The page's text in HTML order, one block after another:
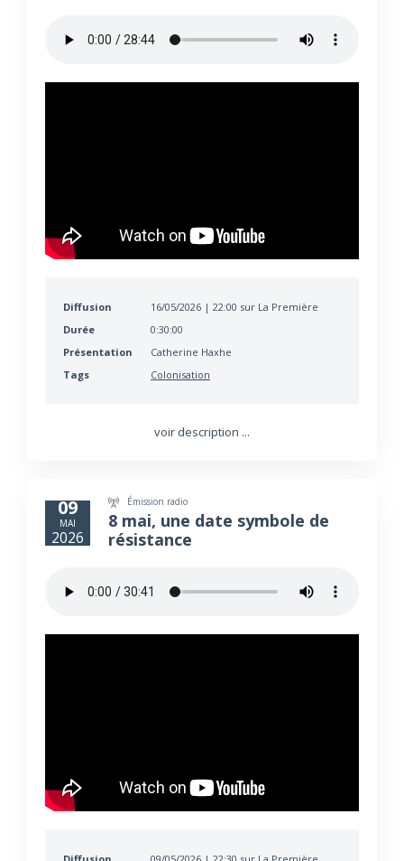
Diffusion
16/05/2026 | 22:00 sur La Première
Durée
0:30:00
Présentation
Catherine Haxhe
Tags
Colonisation
voir description ...
09
MAI
2026
Émission radio
8 mai, une date symbole de
résistance